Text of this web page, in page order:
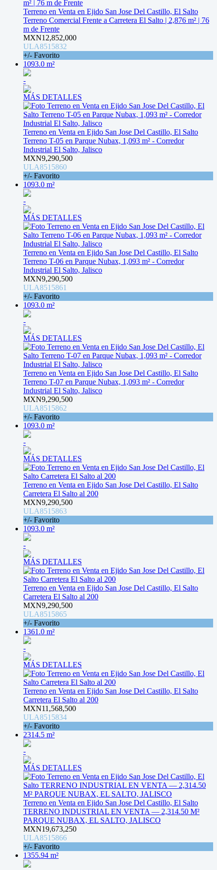
Terreno en Venta en Ejido San Jose Del Castillo, El Salto
Terreno Comercial Frente a Carretera El Salto | 2,876 m² | 76
m de Frente
MXN12,852,000
ULA8515832
+/- Favorito
1093.0 m²
-
MÁS DETALLES
Terreno en Venta en Ejido San Jose Del Castillo, El Salto
Terreno T-05 en Parque Nubax, 1,093 m² - Corredor
Industrial El Salto, Jalisco
MXN9,290,500
ULA8515860
+/- Favorito
1093.0 m²
-
MÁS DETALLES
Terreno en Venta en Ejido San Jose Del Castillo, El Salto
Terreno T-06 en Parque Nubax, 1,093 m² - Corredor
Industrial El Salto, Jalisco
MXN9,290,500
ULA8515861
+/- Favorito
1093.0 m²
-
MÁS DETALLES
Terreno en Venta en Ejido San Jose Del Castillo, El Salto
Terreno T-07 en Parque Nubax, 1,093 m² - Corredor
Industrial El Salto, Jalisco
MXN9,290,500
ULA8515862
+/- Favorito
1093.0 m²
-
MÁS DETALLES
Terreno en Venta en Ejido San Jose Del Castillo, El Salto
Carretera El Salto al 200
MXN9,290,500
ULA8515863
+/- Favorito
1093.0 m²
-
MÁS DETALLES
Terreno en Venta en Ejido San Jose Del Castillo, El Salto
Carretera El Salto al 200
MXN9,290,500
ULA8515865
+/- Favorito
1361.0 m²
-
MÁS DETALLES
Terreno en Venta en Ejido San Jose Del Castillo, El Salto
Carretera El Salto al 200
MXN11,568,500
ULA8515834
+/- Favorito
2314.5 m²
-
MÁS DETALLES
Terreno en Venta en Ejido San Jose Del Castillo, El Salto
TERRENO INDUSTRIAL EN VENTA — 2,314.50 M²
PARQUE NUBAX, EL SALTO, JALISCO
MXN19,673,250
ULA8515866
+/- Favorito
1355.94 m²